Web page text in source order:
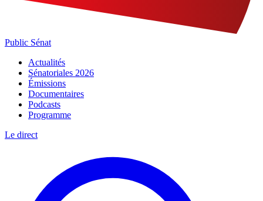
Public Sénat
Actualités
Sénatoriales 2026
Émissions
Documentaires
Podcasts
Programme
Le direct